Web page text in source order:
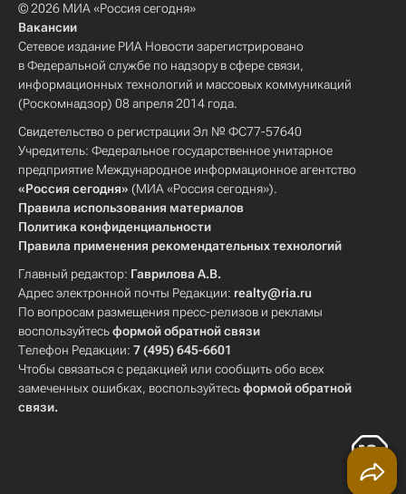
© 2026 МИА «Россия сегодня»
Вакансии
Сетевое издание РИА Новости зарегистрировано
в Федеральной службе по надзору в сфере связи,
информационных технологий и массовых коммуникаций
(Роскомнадзор) 08 апреля 2014 года.
Свидетельство о регистрации Эл № ФС77-57640
Учредитель: Федеральное государственное унитарное
предприятие Международное информационное агентство
«Россия сегодня» (МИА «Россия сегодня»).
Правила использования материалов
Политика конфиденциальности
Правила применения рекомендательных технологий
Главный редактор: Гаврилова А.В.
Адрес электронной почты Редакции: realty@ria.ru
По вопросам размещения пресс-релизов и рекламы
воспользуйтесьформой обратной связи
Телефон Редакции: 7 (495) 645-6601
Чтобы связаться с редакцией или сообщить обо всех
замеченных ошибках, воспользуйтесьформой обратной
связи.